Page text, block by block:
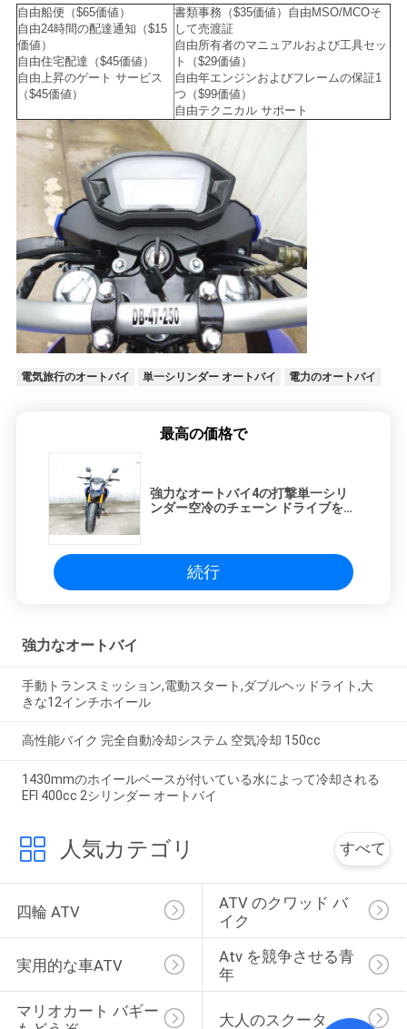
自由船便（$65価値）
自由24時間の配達通知（$15
価値）
自由住宅配達（$45価値）
自由上昇のゲート サービス
（$45価値）
書類事務（$35価値）自由MSO/MCOそ
して売渡証
自由所有者のマニュアルおよび工具セッ
ト（$29価値）
自由年エンジンおよびフレームの保証1
つ（$99価値）
自由テクニカル サポート
電気旅行のオートバイ 単一シリンダー オートバイ 電力のオートバイ
最高の価格で
強力なオートバイ4の打撃単一シリ
ンダー空冷のチェーン ドライブを移
続行
強力なオートバイ
手動トランスミッション,電動スタート,ダブルヘッドライト,大
きな12インチホイール
高性能バイク 完全自動冷却システム 空気冷却 150cc
1430mmのホイールベースが付いている水によって冷却される
EFI 400cc 2シリンダー オートバイ
人気カテゴリ すべて
四輪 ATV
ATV のクワッド バ
イク
実用的な車ATV
Atv を競争させる青
年
マリオカート バギー
大人のスクータ